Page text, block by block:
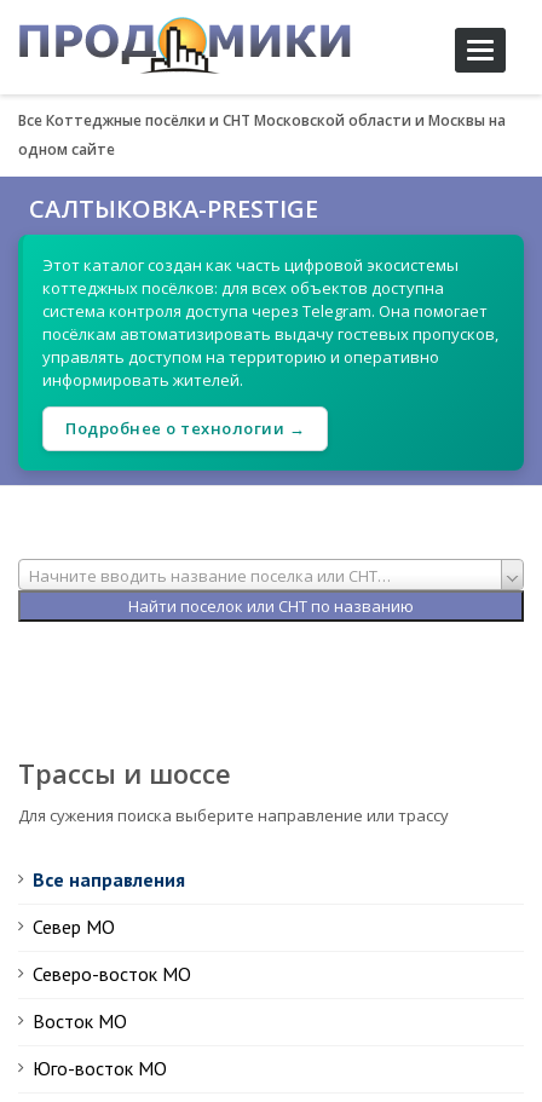
Toggle
Все Коттеджные посёлки и СНТ Московской области и Москвы на
одном сайте
САЛТЫКОВКА-PRESTIGE
Этот каталог создан как часть цифровой экосистемы
коттеджных посёлков: для всех объектов доступна
система контроля доступа через Telegram. Она помогает
посёлкам автоматизировать выдачу гостевых пропусков,
управлять доступом на территорию и оперативно
информировать жителей.
Подробнее о технологии →
Начните вводить название поселка или СНТ…
Трассы и шоссе
Для сужения поиска выберите направление или трассу
Все направления
Север МО
Северо-восток МО
Восток МО
Юго-восток МО